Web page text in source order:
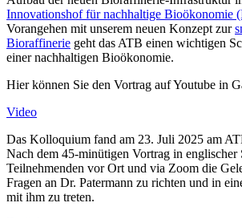
Innovationshof für nachhaltige Bioökonomie
Vorangehen mit unserem neuen Konzept zur
Bioraffinerie geht das ATB einen wichtigen
einer nachhaltigen Bioökonomie.
Hier können Sie den Vortrag auf Youtube in
Video
Das Kolloquium fand am 23. Juli 2025 am
Nach dem 45-minütigen Vortrag in englischer
Teilnehmenden vor Ort und via Zoom die
Fragen an Dr. Patermann zu richten und in
mit ihm zu treten.